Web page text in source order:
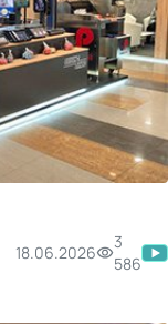
18.06.2026
3
586